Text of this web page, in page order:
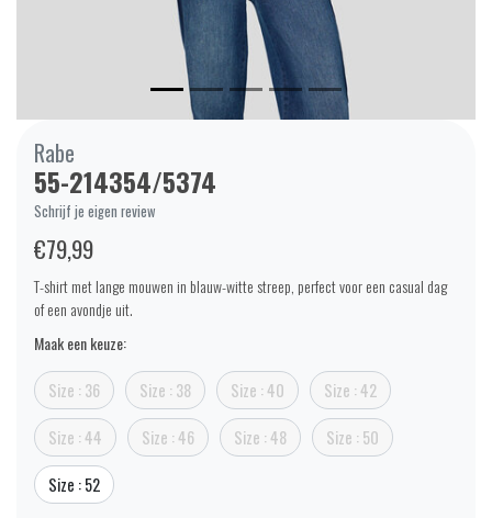
Rabe
55-214354/5374
Schrijf je eigen review
€79,99
T-shirt met lange mouwen in blauw-witte streep, perfect voor een casual dag
of een avondje uit.
Maak een keuze:
Size : 36 Size : 38 Size : 40 Size : 42
Size : 44 Size : 46 Size : 48 Size : 50
Size : 52